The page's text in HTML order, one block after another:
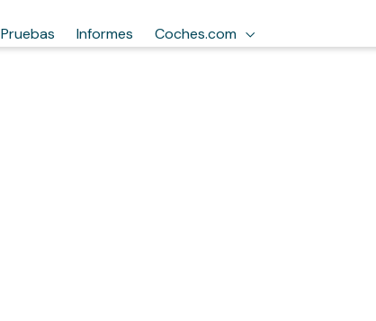
Pruebas Informes Coches.com